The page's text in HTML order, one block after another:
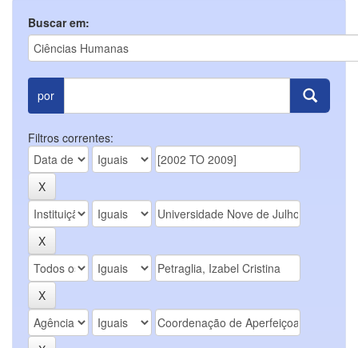
Buscar em:
por
Filtros correntes: